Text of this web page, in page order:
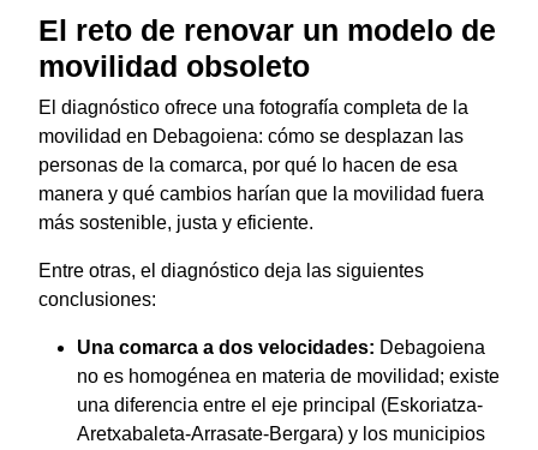
El reto de renovar un modelo de
movilidad obsoleto
El diagnóstico ofrece una fotografía completa de la
movilidad en Debagoiena: cómo se desplazan las
personas de la comarca, por qué lo hacen de esa
manera y qué cambios harían que la movilidad fuera
más sostenible, justa y eficiente.
Entre otras, el diagnóstico deja las siguientes
conclusiones:
Una comarca a dos velocidades: Debagoiena
no es homogénea en materia de movilidad; existe
una diferencia entre el eje principal (Eskoriatza-
Aretxabaleta-Arrasate-Bergara) y los municipios